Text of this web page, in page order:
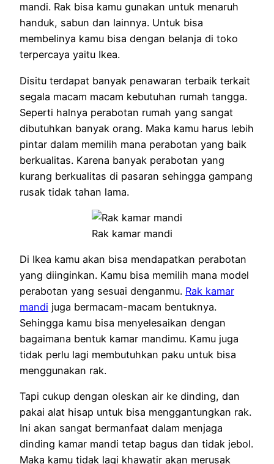
mandi. Rak bisa kamu gunakan untuk menaruh
handuk, sabun dan lainnya. Untuk bisa
membelinya kamu bisa dengan belanja di toko
terpercaya yaitu Ikea.
Disitu terdapat banyak penawaran terbaik terkait
segala macam macam kebutuhan rumah tangga.
Seperti halnya perabotan rumah yang sangat
dibutuhkan banyak orang. Maka kamu harus lebih
pintar dalam memilih mana perabotan yang baik
berkualitas. Karena banyak perabotan yang
kurang berkualitas di pasaran sehingga gampang
rusak tidak tahan lama.
Rak kamar mandi
Di Ikea kamu akan bisa mendapatkan perabotan
yang diinginkan. Kamu bisa memilih mana model
perabotan yang sesuai denganmu. Rak kamar
mandi juga bermacam-macam bentuknya.
Sehingga kamu bisa menyelesaikan dengan
bagaimana bentuk kamar mandimu. Kamu juga
tidak perlu lagi membutuhkan paku untuk bisa
menggunakan rak.
Tapi cukup dengan oleskan air ke dinding, dan
pakai alat hisap untuk bisa menggantungkan rak.
Ini akan sangat bermanfaat dalam menjaga
dinding kamar mandi tetap bagus dan tidak jebol.
Maka kamu tidak lagi khawatir akan merusak